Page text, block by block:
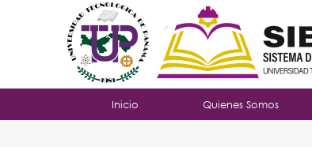
TropicalInicio Quienes Somos